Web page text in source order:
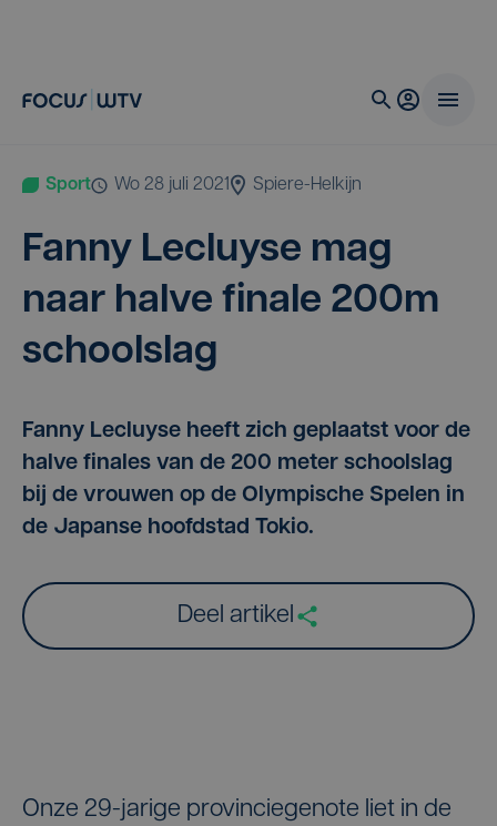
Sport wo 28 juli 2021 Spiere-Helkijn
Fan­ny Lecluy­se mag
naar hal­ve fina­le 200m
schoolslag
Fanny Lecluyse heeft zich geplaatst voor de
halve finales van de 200 meter schoolslag
bij de vrouwen op de Olympische Spelen in
de Japanse hoofdstad Tokio.
Deel artikel
Onze 29-jarige provinciegenote liet in de